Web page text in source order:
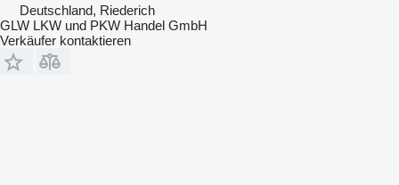
Deutschland, Riederich
GLW LKW und PKW Handel GmbH
Verkäufer kontaktieren